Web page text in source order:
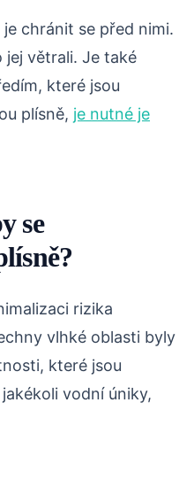
chránit se před nimi.
jej větrali. Je také
které jsou
plísně, je nutné je
se
rizika
vlhké oblasti byly
které jsou
vodní úniky,